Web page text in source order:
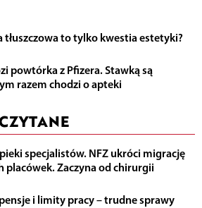
tłuszczowa to tylko kwestia estetyki?
powtórka z Pfizera. Stawką są
razem chodzi o apteki
specjalistów. NFZ ukróci migrację
placówek. Zaczyna od chirurgii
i limity pracy – trudne sprawy